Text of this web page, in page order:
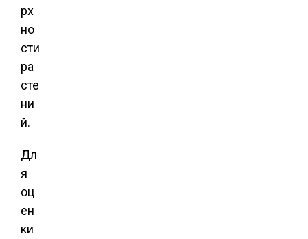
рх
но
сти
ра
сте
ни
й.
Дл
я
оц
ен
ки